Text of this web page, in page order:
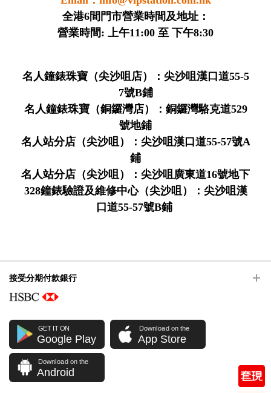
全港6間門市營業時間及地址：
營業時間: 上午11:00 至 下午8:30
名人鐘錶珠寶（尖沙咀店）：尖沙咀漢口道55-5
7號B鋪
名人鐘錶珠寶（銅鑼灣店）：銅鑼灣駱克道529
號地鋪
名人站分店（尖沙咀）：尖沙咀漢口道55-57號A
鋪
名人站分店（尖沙咀）：尖沙咀廣東道16號地下
328鐘錶驗證及維修中心（尖沙咀）：尖沙咀漢
口道55-57號B鋪
接受分期付款銀行
GET IT ON
Google Play
Download on the
App Store
Download on the
Android